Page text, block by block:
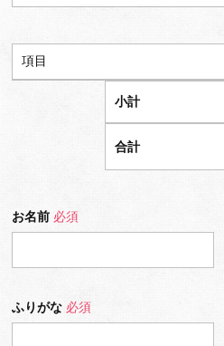
項目
小計
合計
お名前 必須
ふりがな 必須